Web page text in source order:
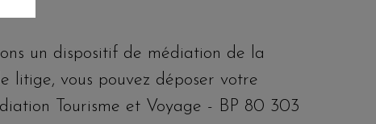
un dispositif de médiation de la
litige, vous pouvez déposer votre
Tourisme et Voyage - BP 80 303